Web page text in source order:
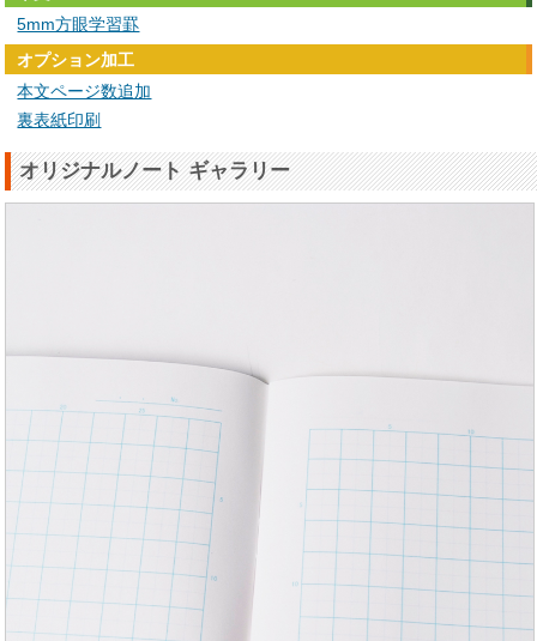
5mm方眼学習罫
オプション加工
本文ページ数追加
裏表紙印刷
オリジナルノート ギャラリー